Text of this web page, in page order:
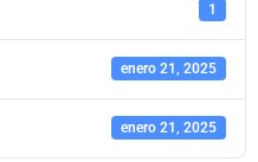
1
enero 21, 2025
enero 21, 2025